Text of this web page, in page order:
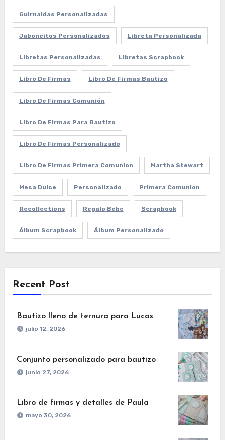
Guirnaldas Personalizadas
Jaboncitos Personalizados Libreta Personalizada
Libretas Personalizadas Libretas Scrapbook
Libro De Firmas Libro De Firmas Bautizo
Libro De Firmas Comunión
Libro De Firmas Para Bautizo
Libro De Firmas Personalizado
Libro De Firmas Primera Comunion Martha Stewart
Mesa Dulce Personalizado Primera Comunion
Recollections Regalo Bebe Scrapbook
Álbum Scrapbook Álbum Personalizado
Recent Post
Bautizo lleno de ternura para Lucas
julio 12, 2026
Conjunto personalizado para bautizo
junio 27, 2026
Libro de firmas y detalles de Paula
mayo 30, 2026